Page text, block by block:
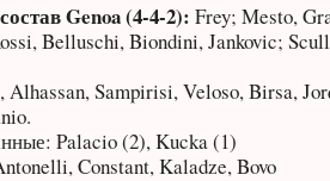
Genoa (4-4-2):Frey; Mesto,
Belluschi, Biondini, Jankovic;
Sampirisi, Veloso, Birsa,
Palacio (2), Kucka (1)
Constant, Kaladze, Bovo